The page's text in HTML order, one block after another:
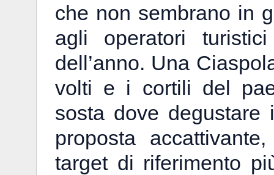
che non sembrano in
agli operatori
dell’anno. Una
volti e i cortili del
sosta dove
proposta
target di riferimento